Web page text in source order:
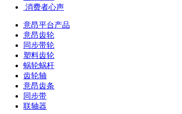
​ 消费者心声
意昂平台产品
意昂齿轮
同步带轮
塑料齿轮
蜗轮蜗杆
齿轮轴
意昂齿条
同步带
联轴器